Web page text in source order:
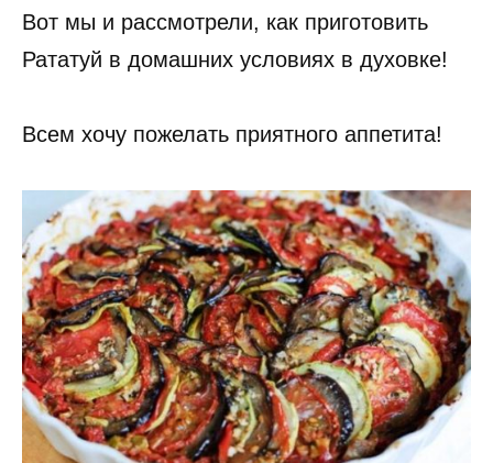
Вот мы и рассмотрели, как приготовить
Рататуй в домашних условиях в духовке!
Всем хочу пожелать приятного аппетита!